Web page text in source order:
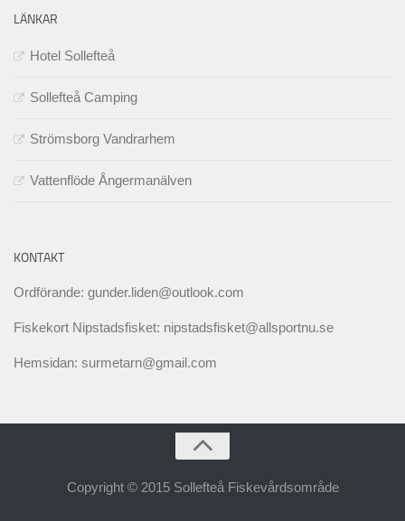
LÄNKAR
Hotel Sollefteå
Sollefteå Camping
Strömsborg Vandrarhem
Vattenflöde Ångermanälven
KONTAKT
Ordförande: gunder.liden@outlook.com
Fiskekort Nipstadsfisket: nipstadsfisket@allsportnu.se
Hemsidan: surmetarn@gmail.com
Copyright © 2015 Sollefteå Fiskevårdsområde